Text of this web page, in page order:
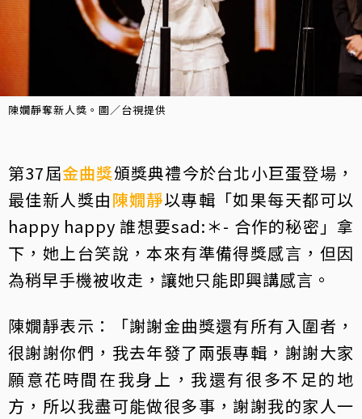
陳嫺靜奪新人獎。圖／台視提供
第37屆金曲獎頒獎典禮今於台北小巨蛋登場，
最佳新人獎由陳嫺靜以專輯「如果每天都可以
happy happy 誰想要sad:＊- 合作的秘密」拿
下，她上台笑說，本來有準備得獎感言，但因
為稍早手機被收走，讓她只能即興講感言。
陳嫺靜表示：「謝謝金曲獎還有所有入圍者，
很謝謝你們，我去年發了兩張專輯，謝謝大家
願意花時間在我身上，我還有很多不足的地
方，所以我盡可能做很多事，謝謝我的家人一